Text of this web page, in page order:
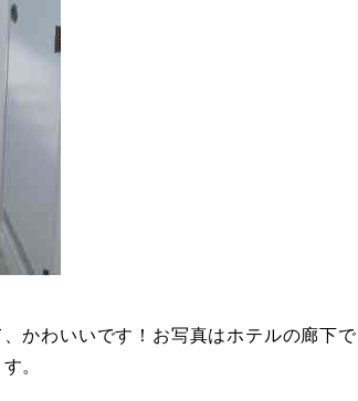
かわいいです！お写真はホテルの廊下で
。